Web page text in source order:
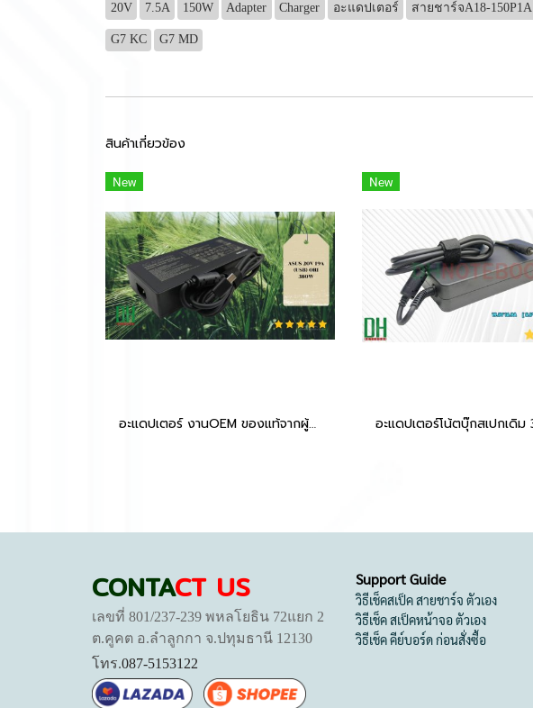
20V 7.5A 150W Adapter Charger อะแดปเตอร์ สายชาร์จA18-150P1A
G7 KC G7 MD
สินค้าเกี่ยวข้อง
New
อะแดปเตอร์ งานOEM ของแท้จากผู้ผลิต 380W 20V 19A ดีไซน์ Slim ทรงบาง พลังแรงระดับเครื่อง Workstation
New
CONTACT US
เลขที่ 801/237-239 พหลโยธิน 72แยก 2
ต.คูคต อ.ลำลูกกา จ.ปทุมธานี 12130
โทร.087-5153122
Support Guide
วิธีเช็คสเป็ค สายชาร์จ ตัวเอง
วิธีเช็ค สเป็คหน้าจอ ตัวเอง
วิธีเช็ค คีย์บอร์ด ก่อนสั่งซื้อ